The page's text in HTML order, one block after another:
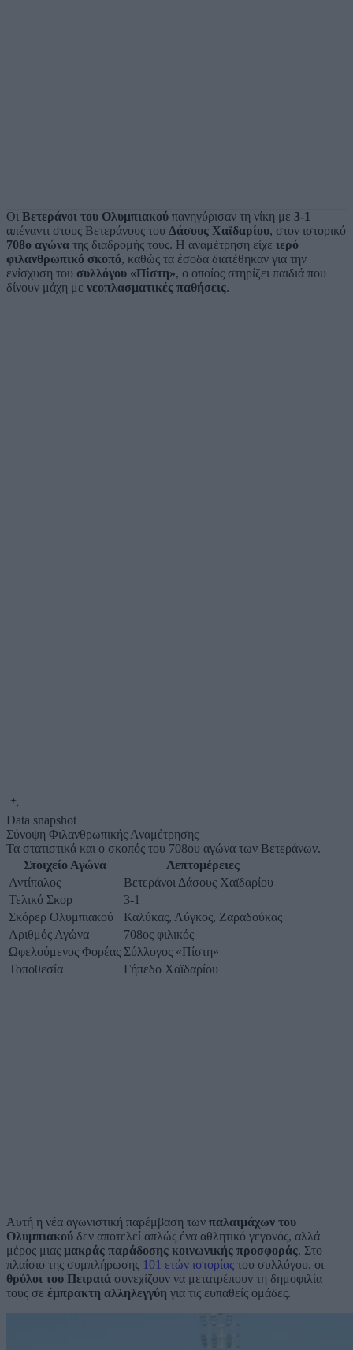
Οι Βετεράνοι του Ολυμπιακού πανηγύρισαν τη νίκη με 3-1
απέναντι στους Βετεράνους του Δάσους Χαϊδαρίου, στον ιστορικό
708ο αγώνα της διαδρομής τους. Η αναμέτρηση είχε ιερό
φιλανθρωπικό σκοπό, καθώς τα έσοδα διατέθηκαν για την
ενίσχυση του συλλόγου «Πίστη», ο οποίος στηρίζει παιδιά που
δίνουν μάχη με νεοπλασματικές παθήσεις.
Data snapshot
Σύνοψη Φιλανθρωπικής Αναμέτρησης
Τα στατιστικά και ο σκοπός του 708ου αγώνα των Βετεράνων.
Στοιχείο Αγώνα
Λεπτομέρειες
Αντίπαλος
Βετεράνοι Δάσους Χαϊδαρίου
Τελικό Σκορ
3-1
Σκόρερ Ολυμπιακού
Καλύκας, Λύγκος, Ζαραδούκας
Αριθμός Αγώνα
708ος φιλικός
Ωφελούμενος Φορέας Σύλλογος «Πίστη»
Τοποθεσία
Γήπεδο Χαϊδαρίου
Αυτή η νέα αγωνιστική παρέμβαση των παλαιμάχων του
Ολυμπιακού δεν αποτελεί απλώς ένα αθλητικό γεγονός, αλλά
μέρος μιας μακράς παράδοσης κοινωνικής προσφοράς. Στο
πλαίσιο της συμπλήρωσης 101 ετών ιστορίας του συλλόγου, οι
θρύλοι του Πειραιά συνεχίζουν να μετατρέπουν τη δημοφιλία
τους σε έμπρακτη αλληλεγγύη για τις ευπαθείς ομάδες.